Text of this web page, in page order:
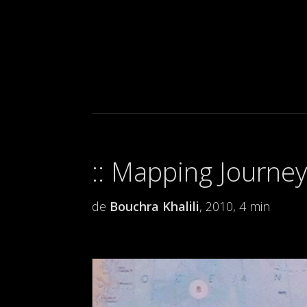
Mapping
de Bouchra Khalili, 2010, 4 min